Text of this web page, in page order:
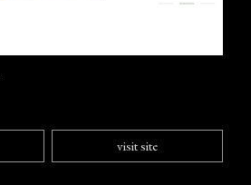
visit site